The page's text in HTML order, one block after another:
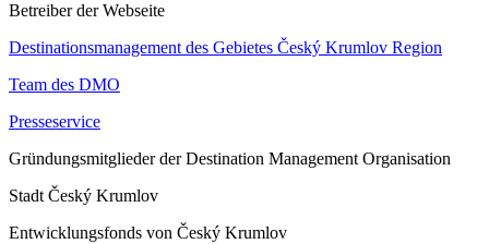
Betreiber der Webseite
Destinationsmanagement des Gebietes Český Krumlov Region
Team des DMO
Presseservice
Gründungsmitglieder der Destination Management Organisation
Stadt Český Krumlov
Entwicklungsfonds von Český Krumlov